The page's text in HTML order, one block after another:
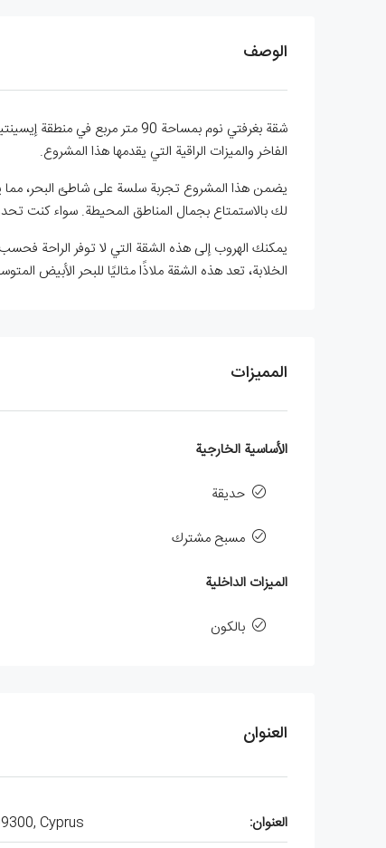
الوصف
شقة بغرفتي نوم بمساحة 90
الفاخر والميزات الراقية التي يقدمها هذا المشروع.
يضمن هذا المشروع تجربة سلسة على شاطئ البحر، مما
لك بالاستمتاع بجمال المناطق المحيطة. سواء كنت
يمكنك الهروب إلى هذه الشقة التي لا توفر الراحة
الخلابة، تعد هذه الشقة ملاذًا مثاليًا للبحر الأبيض
المميزات
الأساسية الخارجية
حديقة
مسبح مشترك
الميزات الداخلية
بالكون
العنوان
العنوان: Cyprus